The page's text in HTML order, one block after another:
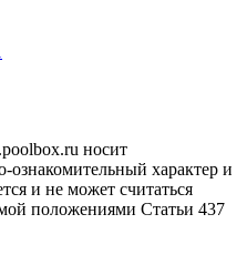
носит
характер и
и не может считаться
положениями Статьи 437